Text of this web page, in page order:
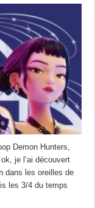
Demon Hunters,
je l’ai découvert
dans les oreilles de
les 3/4 du temps